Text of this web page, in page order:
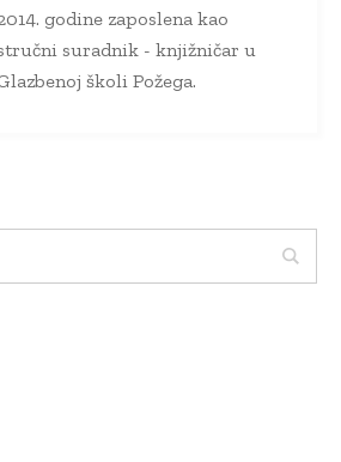
godine zaposlena kao
suradnik - knjižničar u
školi Požega.